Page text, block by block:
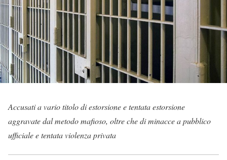
Accusati a vario titolo di estorsione e tentata estorsione
aggravate dal metodo mafioso, oltre che di minacce a pubblico
ufficiale e tentata violenza privata